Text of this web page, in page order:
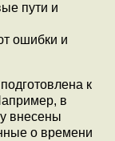
пути и
ошибки и
к
в
внесены
о времени